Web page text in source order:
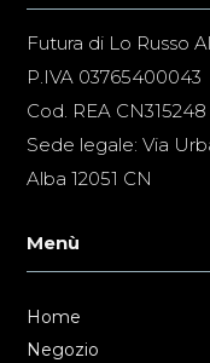
Futura di Lo Russo
P.IVA 03765400043
Cod. REA CN315248
Sede legale: Via
Alba 12051 CN
Menù
Home
Negozio